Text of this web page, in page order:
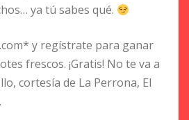
ya tú sabes qué.
y regístrate para ganar
frescos. ¡Gratis! No te va a
cortesía de La Perrona, El